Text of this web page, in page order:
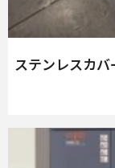
ステンレスカバ